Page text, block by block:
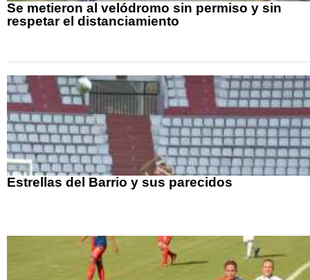
Se metieron al velódromo sin permiso y sin
respetar el distanciamiento
Estrellas del Barrio y sus parecidos